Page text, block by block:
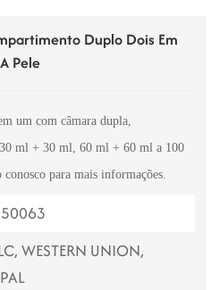
Duplo Dois Em
Pele
um com câmara dupla,
30 ml + 30 ml, 60 ml + 60 ml a 100
para mais informações.
WESTERN UNION,